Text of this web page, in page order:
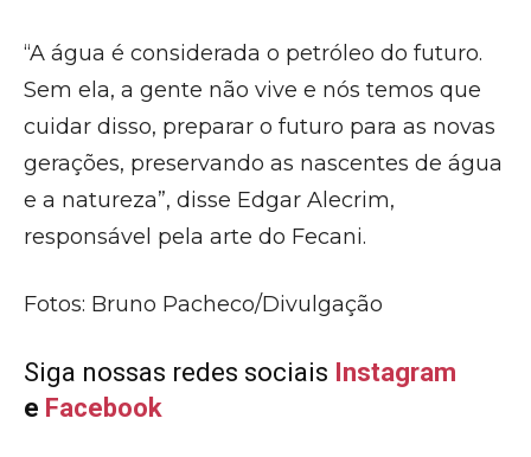
“A água é considerada o petróleo do futuro.
Sem ela, a gente não vive e nós temos que
cuidar disso, preparar o futuro para as novas
gerações, preservando as nascentes de água
e a natureza”, disse Edgar Alecrim,
responsável pela arte do Fecani.
Fotos: Bruno Pacheco/Divulgação
Siga nossas redes sociais Instagram
e Facebook